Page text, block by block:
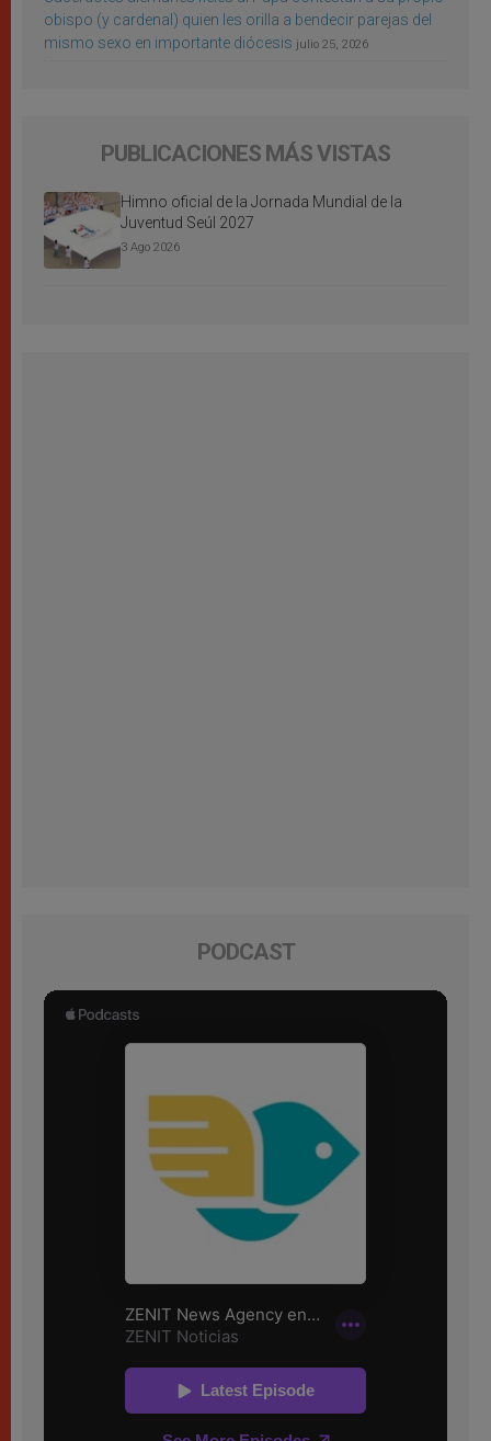
obispo (y cardenal) quien les orilla a bendecir parejas del
mismo sexo en importante diócesis julio 25, 2026
PUBLICACIONES MÁS VISTAS
Himno oficial de la Jornada Mundial de la
Juventud Seúl 2027
3 Ago 2026
PODCAST